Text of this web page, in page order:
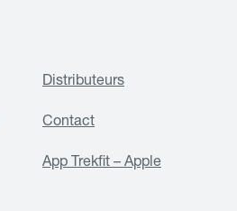
Distributeurs
Contact
App Trekfit – Apple